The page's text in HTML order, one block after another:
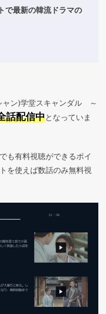
で最新の韓流ドラマの
ャン)学堂スキャンダル ～
話配信中となっていま
も有料視聴ができるポイ
を使えば数話のみ無料視